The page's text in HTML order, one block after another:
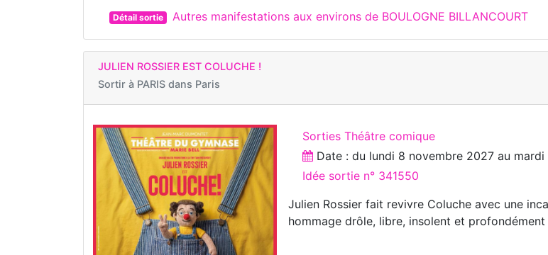
Détail sortie Autres manifestations aux environs de BOULOGNE BILLANCOURT
JULIEN ROSSIER EST COLUCHE !
Sortir à PARIS dans Paris
Sorties Théâtre comique
Date : du lundi 8 novembre 2027au
Idée sortie n° 341550
Julien Rossier fait revivre Coluche avec une
hommage drôle, libre, insolent et profondément